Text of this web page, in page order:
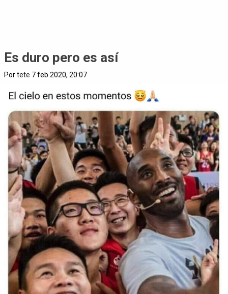
Es duro pero es así
Portete 7 feb 2020, 20:07